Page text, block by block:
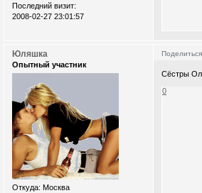
Последний визит:
2008-02-27 23:01:57
Поделиться
Юляшка
Опытный участник
Откуда: Москва
Сёстры
0